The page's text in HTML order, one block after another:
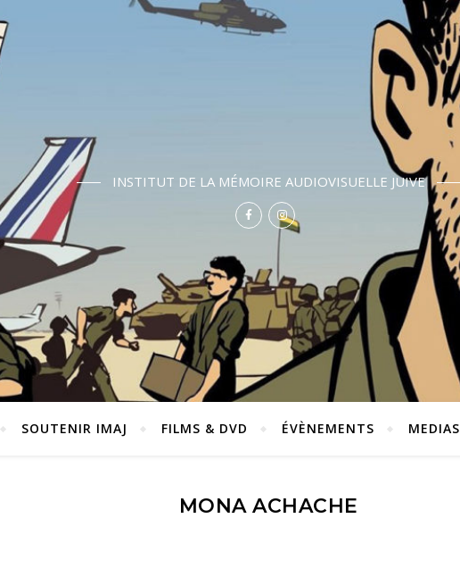
INSTITUT DE LA MÉMOIRE AUDIOVISUELLE JUIVE
SOUTENIR IMAJ FILMS & DVD ÉVÈNEMENTS MEDIAS
MONA ACHACHE